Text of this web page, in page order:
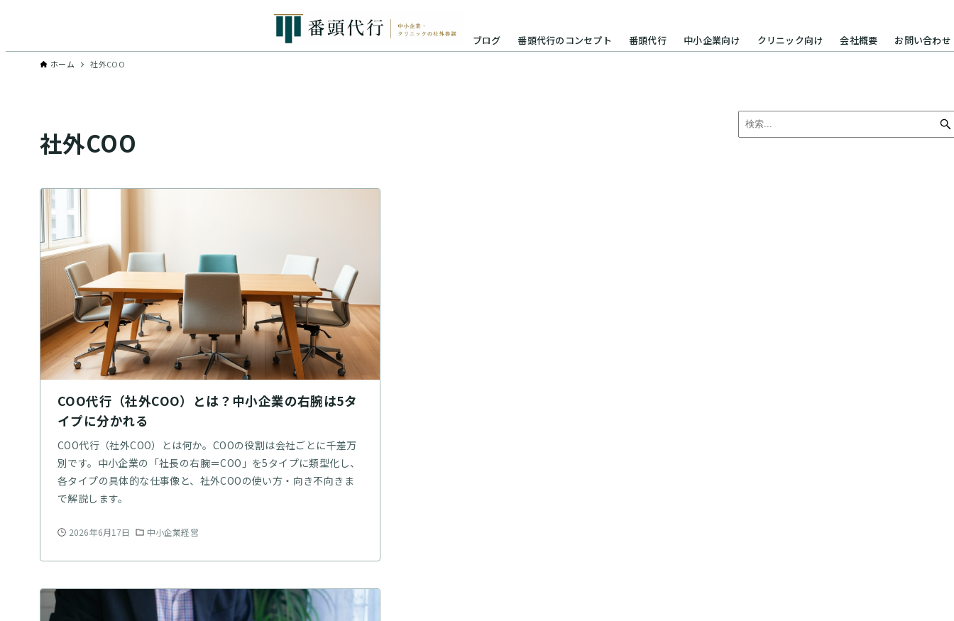
ブログ 番頭代行のコンセプト 番頭代行 中小企業向け クリニック向け 会社概要 お問い合わせ
ホーム 社外COO
社外COO
COO代行（社外COO）とは？中小企業の右腕は5タ
イプに分かれる
COO代行（社外COO）とは何か。COOの役割は会社ごとに千差万
別です。中小企業の「社長の右腕＝COO」を5タイプに類型化し、
各タイプの具体的な仕事像と、社外COOの使い方・向き不向きま
で解説します。
2026年6月17日 中小企業経営